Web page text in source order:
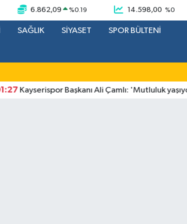
6.862,09 %0.19 14.598,00 %0
SAĞLIK SİYASET SPOR BÜLTENİ
Kayserispor Başkanı Ali Çamlı: 'Mutluluk yaşıyoruz'